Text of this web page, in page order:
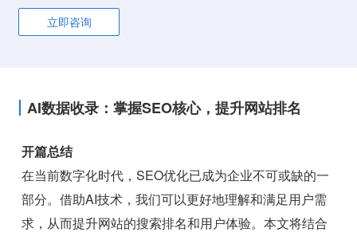
立即咨询
AI数据收录：掌握SEO核心，提升网站排名
开篇总结
在当前数字化时代，SEO优化已成为企业不可或缺的一
部分。借助AI技术，我们可以更好地理解和满足用户需
求，从而提升网站的搜索排名和用户体验。本文将结合